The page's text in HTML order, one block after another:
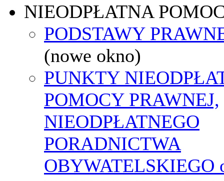
NIEODPŁATNA
PODSTAWY
(nowe okno)
PUNKTY
POMOCY PRAWNEJ,
NIEODPŁATNEGO
PORADNICTWA
OBYWATELSKIEGO